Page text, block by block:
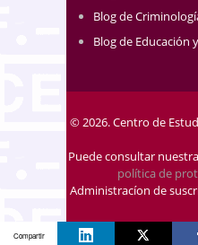
Blog de
Blog de Educación
© 2026. Centro de
Puede consultar
política de
Administracíon de
Compartir